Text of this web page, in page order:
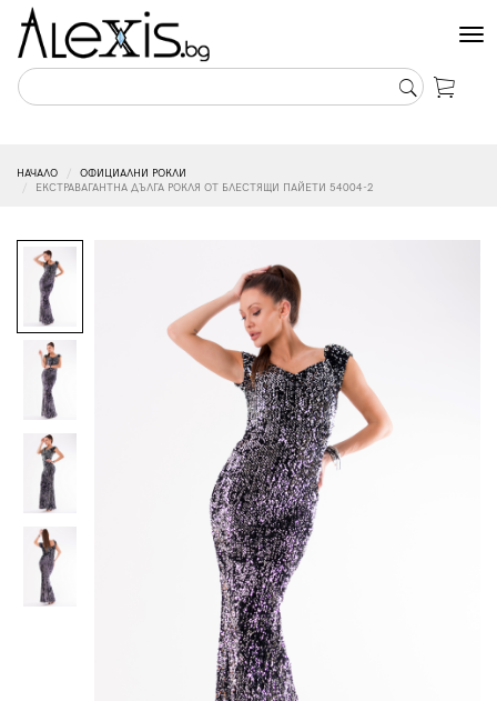
НАЧАЛО
ОФИЦИАЛНИ РОКЛИ
ЕКСТРАВАГАНТНА ДЪЛГА РОКЛЯ ОТ БЛЕСТЯЩИ ПАЙЕТИ 54004-2